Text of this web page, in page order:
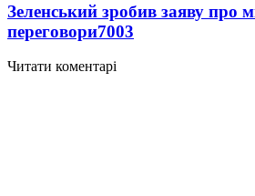
Зеленський зробив заяву про
переговори7003
Читати коментарі